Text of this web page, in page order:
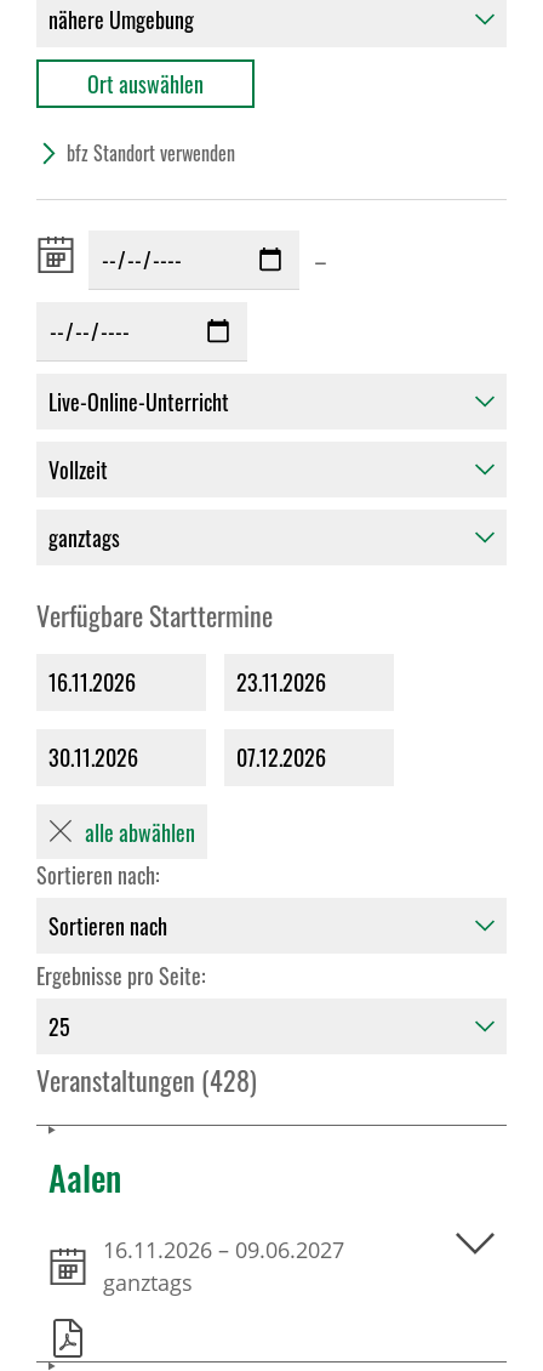
bfz Standort verwenden
Zeitraum
von:
–
Verfügbare Starttermine
16.11.2026 23.11.2026
30.11.2026 07.12.2026
alle abwählen
Sortieren nach:
Ergebnisse pro Seite:
Veranstaltungen (428)
Aalen
16.11.2026 – 09.06.2027
ganztags